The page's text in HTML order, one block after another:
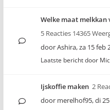
Welke maat
5 Reacties 14365
doorAshira,za 15 feb
Laatste bericht door
Ijskoffie maken 2
door merelhof95,di